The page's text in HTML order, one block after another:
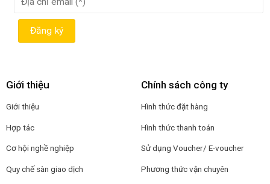
Giới thiệu
Giới thiệu
Hợp tác
Cơ hội nghề nghiệp
Quy chế sàn giao dịch
Chính sách công ty
Hình thức đặt hàng
Hình thức thanh toán
Sử dụng Voucher/ E-voucher
Phương thức vận chuyên